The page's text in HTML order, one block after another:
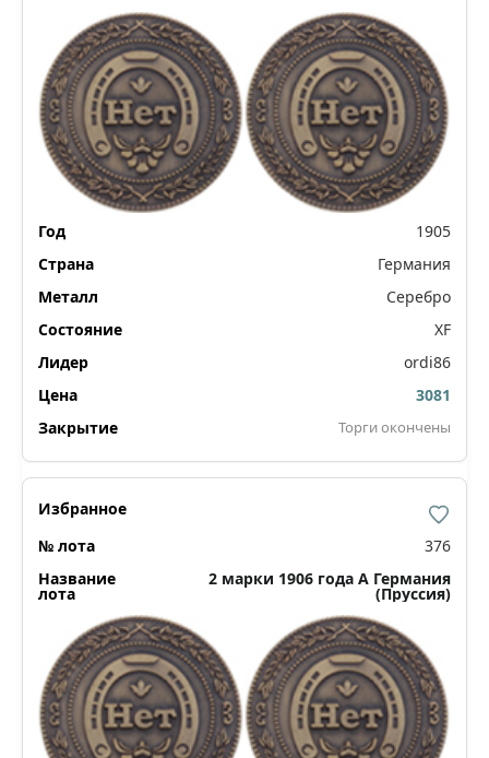
1905
Германия
Серебро
XF
ordi86
3081
Торги окончены
376
2 марки 1906 года А Германия
(Пруссия)